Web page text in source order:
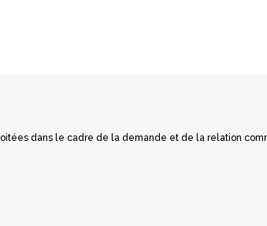
dans le cadre de la demande et de la relation